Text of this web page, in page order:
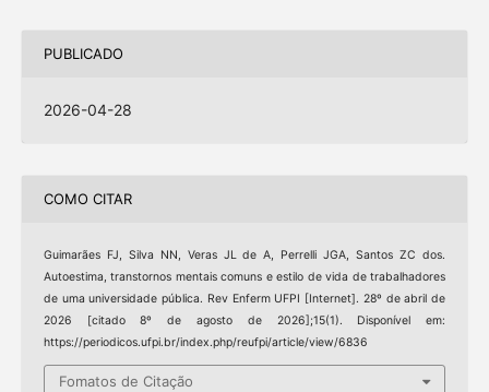
PUBLICADO
2026-04-28
COMO CITAR
Guimarães FJ, Silva NN, Veras JL de A, Perrelli JGA, Santos ZC dos.
Autoestima, transtornos mentais comuns e estilo de vida de trabalhadores
de uma universidade pública. Rev Enferm UFPI [Internet]. 28º de abril de
2026 [citado 8º de agosto de 2026];15(1). Disponível em:
https://periodicos.ufpi.br/index.php/reufpi/article/view/6836
Fomatos de Citação